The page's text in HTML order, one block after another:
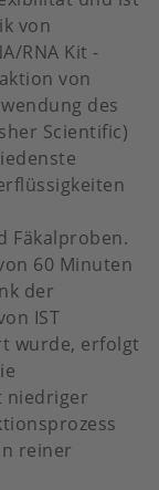
von
RNA Kit -
von
des
Scientific)
Fäkalproben.
60 Minuten
der
IST
wurde, erfolgt
niedriger
reiner